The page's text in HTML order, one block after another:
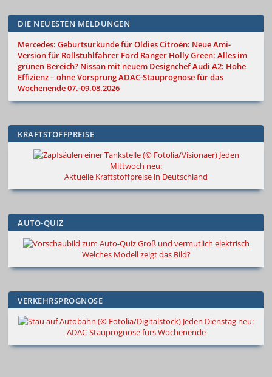
DIE NEUESTEN MELDUNGEN
Mercedes: Geburtsurkunde für OldiesCitroën: Neue Ami-
Version für Rollstuhlfahrer Ford Ranger Holly Green: Alles im
grünen Bereich? Nissan mit neuem DesignchefAudi A2: Hohe
Effizienz – ohne VorsprungADAC-Stauprognose für das
Wochenende 07.-09.08.2026
KRAFTSTOFFPREISE
Jeden
Mittwoch neu:
Aktuelle Kraftstoffpreise in Deutschland
AUTO-QUIZ
Groß und vermutlich elektrisch
Welches Modell zeigt das Bild?
VERKEHRSPROGNOSE
Jeden Dienstag neu:
ADAC-Stauprognose fürs Wochenende